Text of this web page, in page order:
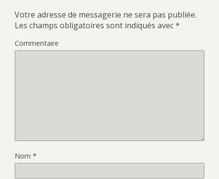
Votre adresse de messagerie ne sera pas publiée.
Les champs obligatoires sont indiqués avec*
Commentaire
Nom *